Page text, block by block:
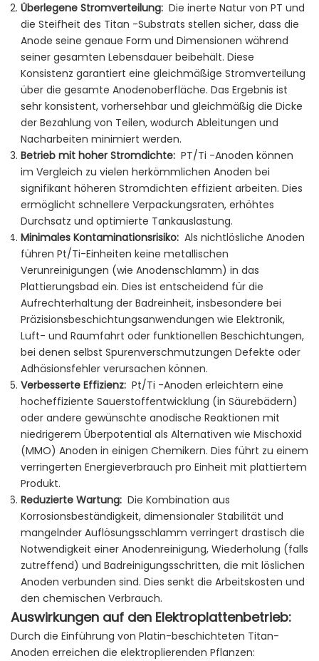
Überlegene Stromverteilung: Die inerte Natur von PT und
die Steifheit des Titan -Substrats stellen sicher, dass die
Anode seine genaue Form und Dimensionen während
seiner gesamten Lebensdauer beibehält. Diese
Konsistenz garantiert eine gleichmäßige Stromverteilung
über die gesamte Anodenoberfläche. Das Ergebnis ist
sehr konsistent, vorhersehbar und gleichmäßig die Dicke
der Bezahlung von Teilen, wodurch Ableitungen und
Nacharbeiten minimiert werden.
Betrieb mit hoher Stromdichte: PT/Ti -Anoden können
im Vergleich zu vielen herkömmlichen Anoden bei
signifikant höheren Stromdichten effizient arbeiten. Dies
ermöglicht schnellere Verpackungsraten, erhöhtes
Durchsatz und optimierte Tankauslastung.
Minimales Kontaminationsrisiko: Als nichtlösliche Anoden
führen Pt/Ti-Einheiten keine metallischen
Verunreinigungen (wie Anodenschlamm) in das
Plattierungsbad ein. Dies ist entscheidend für die
Aufrechterhaltung der Badreinheit, insbesondere bei
Präzisionsbeschichtungsanwendungen wie Elektronik,
Luft- und Raumfahrt oder funktionellen Beschichtungen,
bei denen selbst Spurenverschmutzungen Defekte oder
Adhäsionsfehler verursachen können.
Verbesserte Effizienz: Pt/Ti -Anoden erleichtern eine
hocheffiziente Sauerstoffentwicklung (in Säurebädern)
oder andere gewünschte anodische Reaktionen mit
niedrigerem Überpotential als Alternativen wie Mischoxid
(MMO) Anoden in einigen Chemikern. Dies führt zu einem
verringerten Energieverbrauch pro Einheit mit plattiertem
Produkt.
Reduzierte Wartung: Die Kombination aus
Korrosionsbeständigkeit, dimensionaler Stabilität und
mangelnder Auflösungsschlamm verringert drastisch die
Notwendigkeit einer Anodenreinigung, Wiederholung (falls
zutreffend) und Badreinigungsschritten, die mit löslichen
Anoden verbunden sind. Dies senkt die Arbeitskosten und
den chemischen Verbrauch.
Auswirkungen auf den Elektroplattenbetrieb:
Durch die Einführung von Platin-beschichteten Titan-
Anoden erreichen die elektroplierenden Pflanzen: